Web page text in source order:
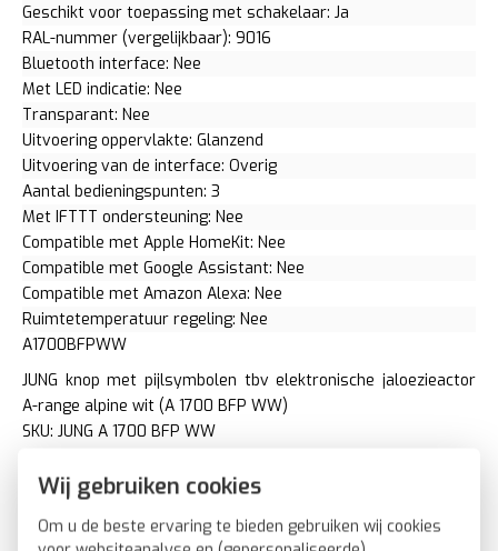
Wij gebruiken cookies
Om u de beste ervaring te bieden gebruiken wij cookies
Geschikt voor toepassing met schakelaar: Ja
RAL-nummer (vergelijkbaar): 9016
Bluetooth interface: Nee
Met LED indicatie: Nee
Transparant: Nee
Uitvoering oppervlakte: Glanzend
Uitvoering van de interface: Overig
Aantal bedieningspunten: 3
Met IFTTT ondersteuning: Nee
Compatible met Apple HomeKit: Nee
Compatible met Google Assistant: Nee
Compatible met Amazon Alexa: Nee
Ruimtetemperatuur regeling: Nee
A1700BFPWW
JUNG knop met pijlsymbolen tbv elektronische jaloezieactor
A-range alpine wit (A 1700 BFP WW)
SKU: JUNG A 1700 BFP WW